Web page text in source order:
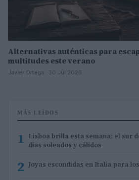
Alternativas auténticas para
multitudes este verano
Javier Ortega · 30 Jul 2026
MÁS LEÍDOS
1 Lisboa brilla esta semana: el sur
días soleados y cálidos
2 Joyas escondidas en Italia para